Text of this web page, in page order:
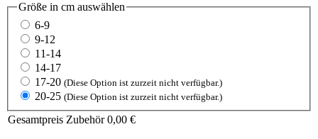
Größe in cm auswählen
6-9
9-12
11-14
14-17
17-20 (Diese Option ist zurzeit nicht verfügbar.)
20-25 (Diese Option ist zurzeit nicht verfügbar.)
Gesamtpreis Zubehör 0,00 €